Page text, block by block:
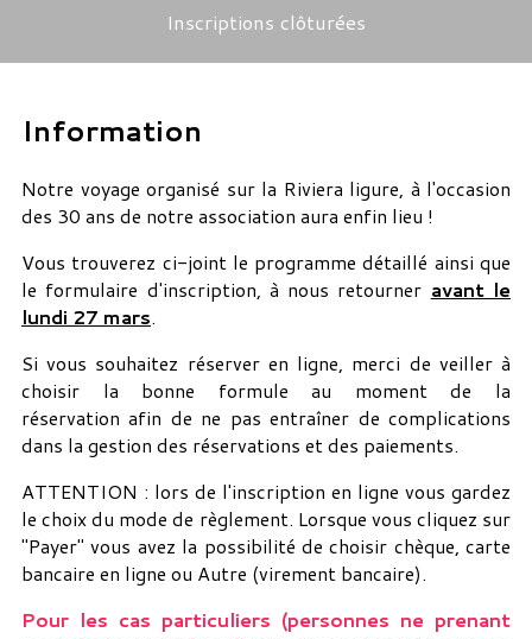
Inscriptions clôturées
Information
Notre voyage organisé sur la Riviera ligure, à l'occasion
des 30 ans de notre association aura enfin lieu !
Vous trouverez ci-joint le programme détaillé ainsi que
le formulaire d'inscription, à nous retourner avant le
lundi 27 mars.
Si vous souhaitez réserver en ligne, merci de veiller à
choisir la bonne formule au moment de la
réservation afin de ne pas entraîner de complications
dans la gestion des réservations et des paiements.
ATTENTION : lors de l'inscription en ligne vous gardez
le choix du mode de règlement. Lorsque vous cliquez sur
"Payer" vous avez la possibilité de choisir chèque, carte
bancaire en ligne ou Autre (virement bancaire).
Pour les cas particuliers (personnes ne prenant